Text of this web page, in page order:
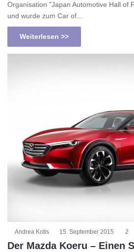
Organisation "Japan Automotive Hall of
und wurde zum Car of…
Weiterlesen >>
Andrea Kotis 15. September 2015 2
Der Mazda Koeru – Einen